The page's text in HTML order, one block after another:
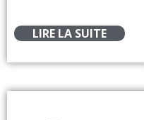
LIRE LA SUITE